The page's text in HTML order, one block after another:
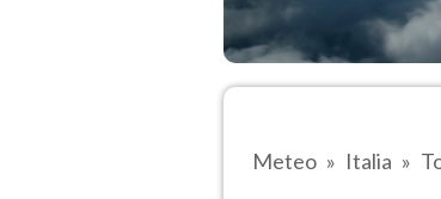
Meteo Italia